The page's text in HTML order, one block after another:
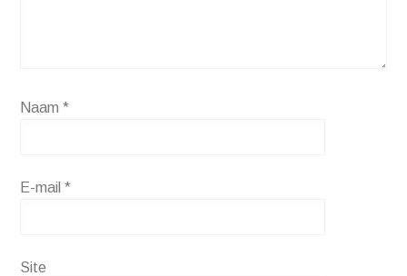
Naam*
E-mail*
Site